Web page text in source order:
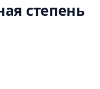
степень